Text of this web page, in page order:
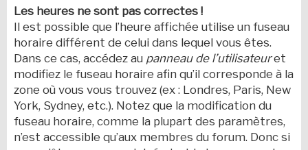
Les heures ne sont pas correctes !
Il est possible que l’heure affichée utilise un fuseau
horaire différent de celui dans lequel vous êtes.
Dans ce cas, accédez au panneau de l’utilisateuret
modifiez le fuseau horaire afin qu’il corresponde à la
zone où vous vous trouvez (ex : Londres, Paris, New
York, Sydney, etc.). Notez que la modification du
fuseau horaire, comme la plupart des paramètres,
n’est accessible qu’aux membres du forum. Donc si